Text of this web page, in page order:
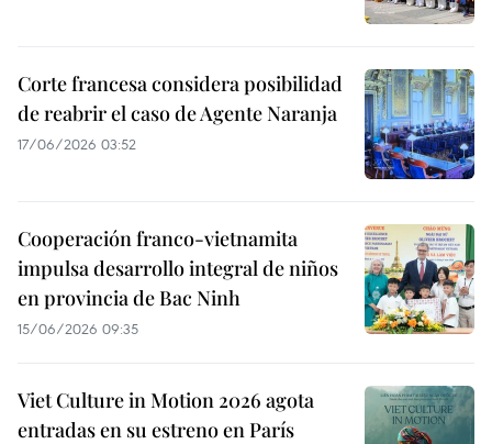
Corte francesa considera posibilidad
de reabrir el caso de Agente Naranja
17/06/2026 03:52
Cooperación franco-vietnamita
impulsa desarrollo integral de niños
en provincia de Bac Ninh
15/06/2026 09:35
Viet Culture in Motion 2026 agota
entradas en su estreno en París